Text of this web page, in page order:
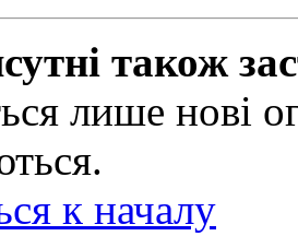
також
лише нові
к началу